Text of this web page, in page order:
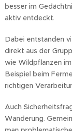
besser im
aktiv entdeckt.
Dabei entstanden
direkt aus der
wie Wildpflanzen
Beispiel beim
richtigen
Auch
Wanderung.